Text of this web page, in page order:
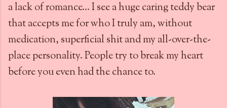
a lack of romance... I see a huge caring teddy bear
that accepts me for who I truly am, without
medication, superficial shit and my all-over-the-
place personality. People try to break my heart
before you even had the chance to.